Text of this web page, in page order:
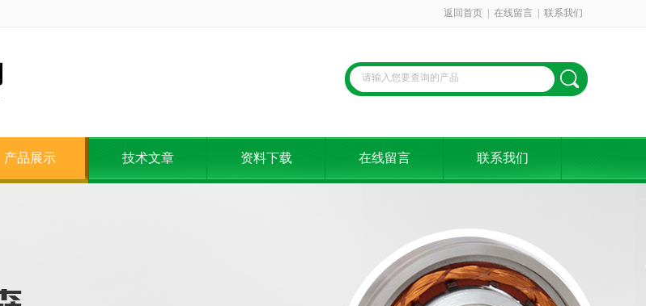
返回首页 在线留言 联系我们
产品展示 技术文章 资料下载 在线留言 联系我们